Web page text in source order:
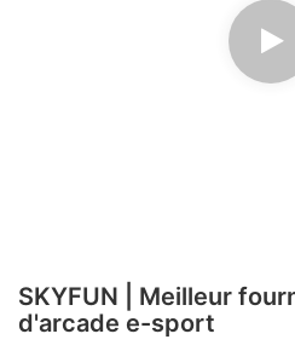
SKYFUN | Meilleur
d'arcade e-sport